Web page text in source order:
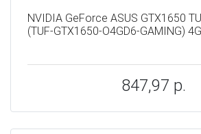
NVIDIA GeForce ASUS GTX1650
(TUF-GTX1650-O4GD6-GAMING)
847,97 р.